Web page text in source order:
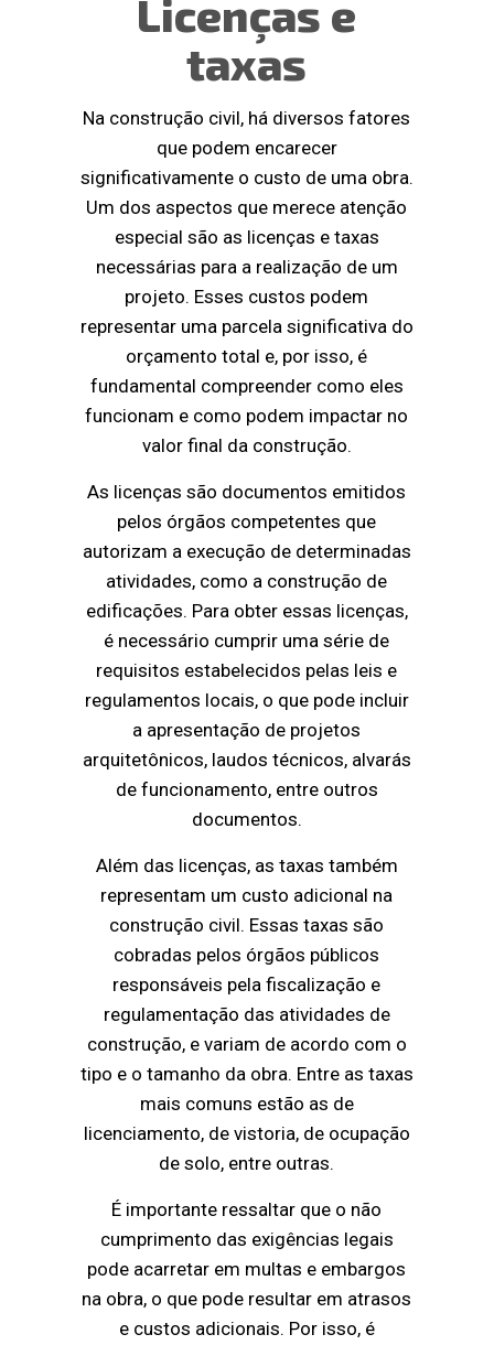
Licenças e
taxas
Na construção civil, há diversos fatores
que podem encarecer
significativamente o custo de uma obra.
Um dos aspectos que merece atenção
especial são as licenças e taxas
necessárias para a realização de um
projeto. Esses custos podem
representar uma parcela significativa do
orçamento total e, por isso, é
fundamental compreender como eles
funcionam e como podem impactar no
valor final da construção.
As licenças são documentos emitidos
pelos órgãos competentes que
autorizam a execução de determinadas
atividades, como a construção de
edificações. Para obter essas licenças,
é necessário cumprir uma série de
requisitos estabelecidos pelas leis e
regulamentos locais, o que pode incluir
a apresentação de projetos
arquitetônicos, laudos técnicos, alvarás
de funcionamento, entre outros
documentos.
Além das licenças, as taxas também
representam um custo adicional na
construção civil. Essas taxas são
cobradas pelos órgãos públicos
responsáveis pela fiscalização e
regulamentação das atividades de
construção, e variam de acordo com o
tipo e o tamanho da obra. Entre as taxas
mais comuns estão as de
licenciamento, de vistoria, de ocupação
de solo, entre outras.
É importante ressaltar que o não
cumprimento das exigências legais
pode acarretar em multas e embargos
na obra, o que pode resultar em atrasos
e custos adicionais. Por isso, é